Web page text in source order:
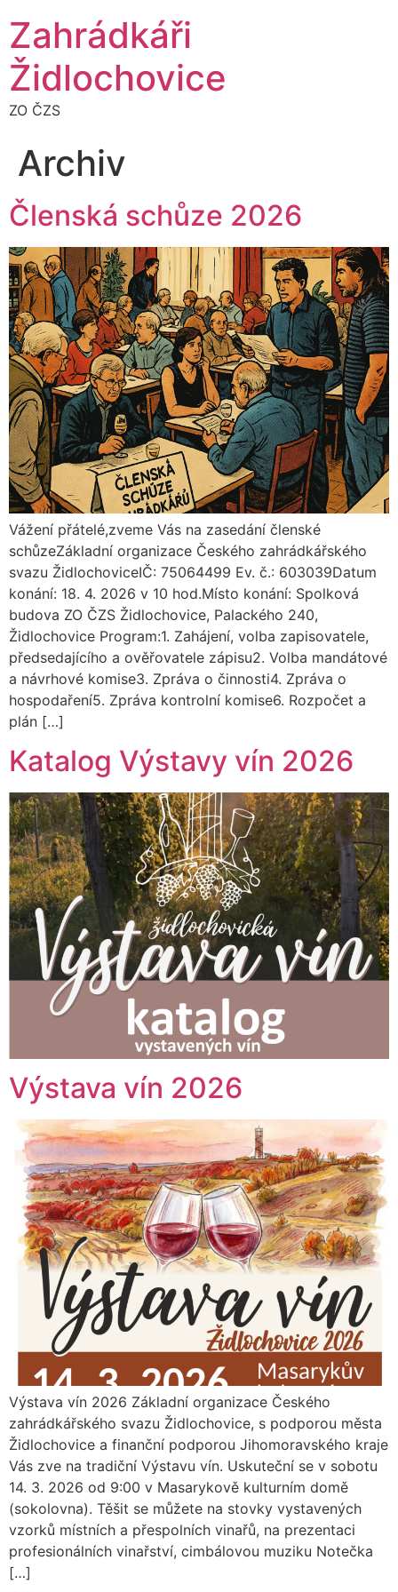
Zahrádkáři
Židlochovice
ZO ČZS
Archiv
Členská schůze 2026
Vážení přátelé,zveme Vás na zasedání členské
schůzeZákladní organizace Českého zahrádkářského
svazu ŽidlochoviceIČ: 75064499 Ev. č.: 603039Datum
konání: 18. 4. 2026 v 10 hod.Místo konání: Spolková
budova ZO ČZS Židlochovice, Palackého 240,
Židlochovice Program:1. Zahájení, volba zapisovatele,
předsedajícího a ověřovatele zápisu2. Volba mandátové
a návrhové komise3. Zpráva o činnosti4. Zpráva o
hospodaření5. Zpráva kontrolní komise6. Rozpočet a
plán […]
Katalog Výstavy vín 2026
Výstava vín 2026
Výstava vín 2026 Základní organizace Českého
zahrádkářského svazu Židlochovice, s podporou města
Židlochovice a finanční podporou Jihomoravského kraje
Vás zve na tradiční Výstavu vín. Uskuteční se v sobotu
14. 3. 2026 od 9:00 v Masarykově kulturním domě
(sokolovna). Těšit se můžete na stovky vystavených
vzorků místních a přespolních vinařů, na prezentaci
profesionálních vinařství, cimbálovou muziku Notečka
[…]